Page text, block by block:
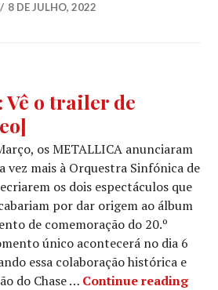
8 DE JULHO, 2022
Vê o trailer de
os METALLICA anunciaram
vez mais à Orquestra Sinfónica de
os dois espectáculos que
por dar origem ao álbum
de comemoração do 20.º
único acontecerá no dia 6
essa colaboração histórica e
do Chase … Continue reading